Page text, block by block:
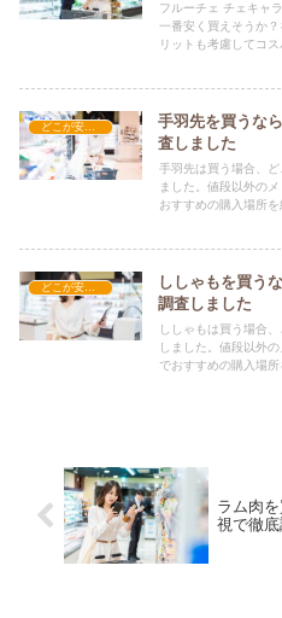
フルーチェ チェキャ
一番安く買えそうか
リットも考慮してコ
どこが安い？-食品・食材
手羽先を買うな
査しました
手羽先は買う場合、ど
ました。値段以外の
おすすめの購入場所を
どこが安い？-食品・食材
ししゃもを買う
調査しました
ししゃもは買う場合
しました。値段以外
でおすすめの購入場所
ラム肉
視で徹